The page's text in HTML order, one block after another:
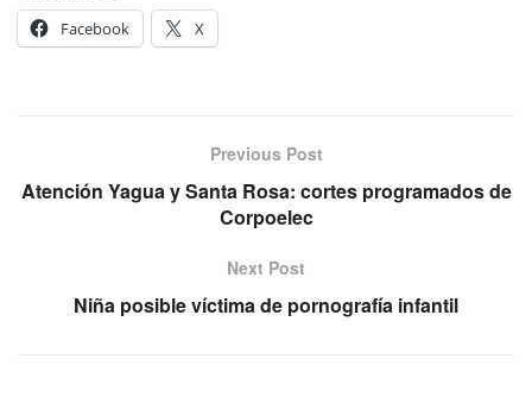
Facebook
X
Previous Post
Atención Yagua y Santa Rosa: cortes programados de
Corpoelec
Next Post
Niña posible víctima de pornografía infantil